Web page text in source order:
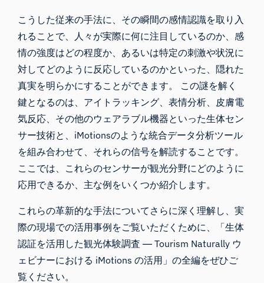
こうした従来の手法に、その瞬間の感情認識を取り入
れることで、人々が実際に何に注目しているのか、感
情の強度はどの程度か、あるいは特定の刺激や状況に
対してどのように反応しているのかといった、隠れた
真実を明らかにすることができます。 この謎を解く
鍵となるのは、 アイトラッキング、表情分析、 皮膚電
気反応、その他のウェアラブル機器といった生体セン
サー技術と、 iMotionsのような統合データ分析ツール
を組み合わせて、それらの信号を解読することです。
ここでは、これらのセンサーが観光分野にどのように
応用できるか、主な例をいくつか紹介します。
これらの革新的な手法についてさらに深く理解し、実
際の現場での活用事例をご覧いただくために、「生体
認証を活用した観光体験調査 ― Tourism Naturally ウ
ェビナーにおける iMotions の活用」の全編をぜひご
覧ください。